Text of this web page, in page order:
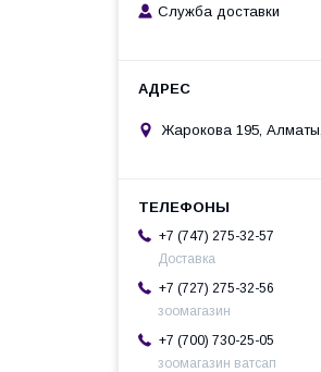
Служба доставки
Жарокова 195,
+7 (747) 275-32-57
Доставка
+7 (727) 275-32-56
зоомагазин
+7 (700) 730-25-05
зоомагазин ватсап